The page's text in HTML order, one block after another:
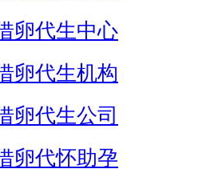
卵代生中心
卵代生机构
卵代生公司
卵代怀助孕